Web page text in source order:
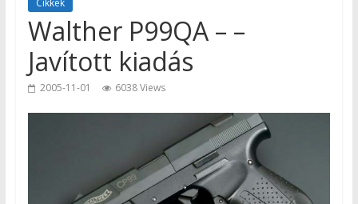
Walther P99QA – –
Javított kiadás
2005-11-01 6038 Views